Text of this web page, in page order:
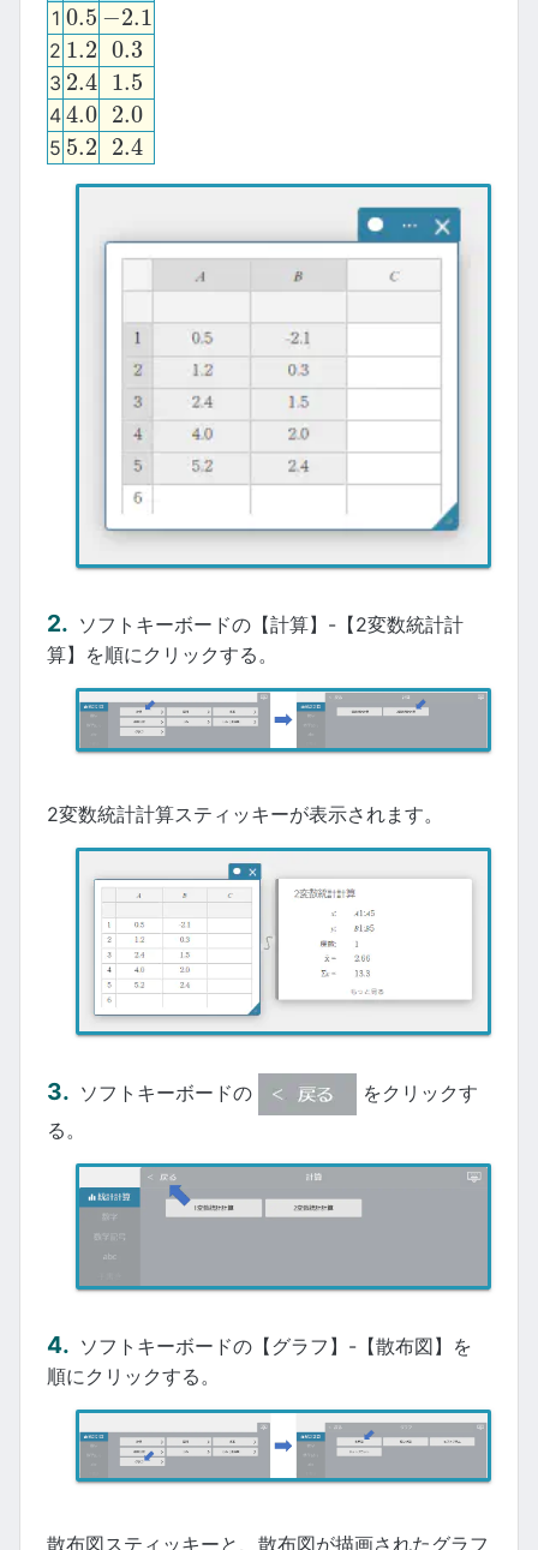
1 0.5
0.5 −2.1
−2.1
2 1.2
1.2 0.3
0.3
3 2.4
2.4 1.5
1.5
4 4.0
4.0 2.0
2.0
5 5.2
5.2 2.4
2.4
ソフトキーボードの【計算】-【2変数統計計
算】を順にクリックする。
2変数統計計算スティッキーが表示されます。
ソフトキーボードの
をクリックす
る。
ソフトキーボードの【グラフ】-【散布図】を
順にクリックする。
散布図スティッキーと、散布図が描画されたグラフ